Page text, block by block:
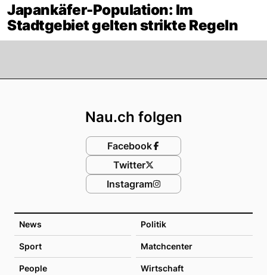
Japankäfer-Population: Im
Stadtgebiet gelten strikte Regeln
News Politik
Sport Matchcenter
People Wirtschaft
Nau.ch folgen
Facebook
Twitter
Instagram